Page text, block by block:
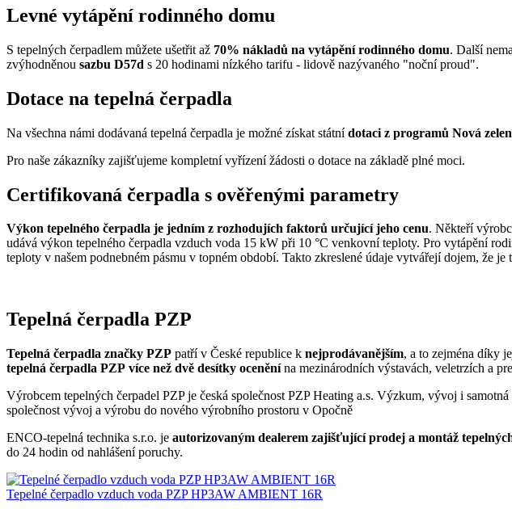
Levné vytápění rodinného domu
S tepelných čerpadlem můžete ušetřit až 70% nákladů na vytápění rodinného domu. Další
zvýhodněnou sazbu D57d s 20 hodinami nízkého tarifu - lidově nazývaného "noční proud".
Dotace na tepelná čerpadla
Na všechna námi dodávaná tepelná čerpadla je možné získat státnídotaci z programů Nová
Pro naše zákazníky zajišťujeme kompletní vyřízení žádosti o dotace na základě plné moci.
Certifikovaná čerpadla s ověřenými parametry
Výkon tepelného čerpadla je jedním z rozhodujích faktorů určující jeho cenu. Někteří
udává výkon tepelného čerpadla vzduch voda 15 kW při 10 °C venkovní teploty. Pro vytápění
teploty v našem podnebném pásmu v topném období. Takto zkreslené údaje vytvářejí dojem, že
Tepelná čerpadla PZP
Tepelná čerpadla značky PZP patří v České republice k nejprodávanějším, a to zejména díky
tepelná čerpadla PZP více než dvě desítky oceněnína mezinárodních výstavách, veletrzích a
Výrobcem tepelných čerpadel PZP je česká společnost PZP Heating a.s. Výzkum, vývoj i
společnost vývoj a výrobu do nového výrobního prostoru v Opočně
ENCO-tepelná technika s.r.o. je autorizovaným dealerem zajišťující prodej a montáž
do 24 hodin od nahlášení poruchy.
Tepelné čerpadlo vzduch voda PZP HP3AW AMBIENT 16R